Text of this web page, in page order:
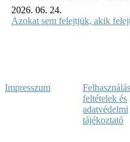
2026. 06. 24.
Azokat sem felejtjük, akik
Impresszum
feltételek és
adatvédelmi
tájékoztató